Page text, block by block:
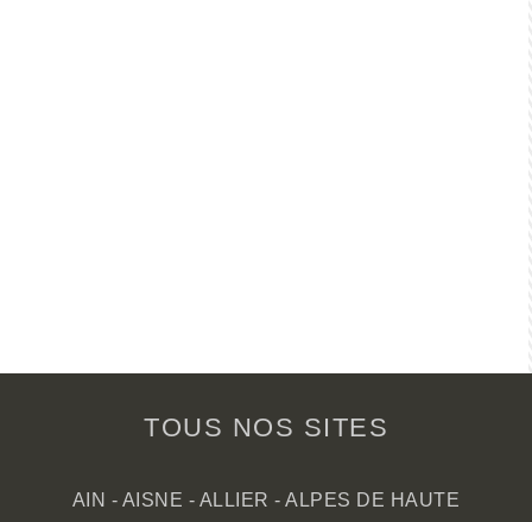
TOUS NOS SITES
AIN - AISNE - ALLIER -ALPES DE HAUTE